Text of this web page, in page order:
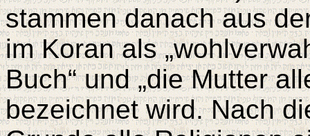
stammen danach aus
im Koran als
Buch“ und „die Mutter
bezeichnet wird. Nach